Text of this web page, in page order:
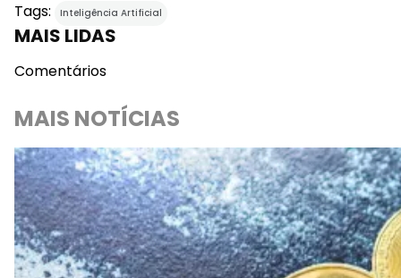
Tags: Inteligência Artificial
MAIS LIDAS
Comentários
MAIS NOTÍCIAS